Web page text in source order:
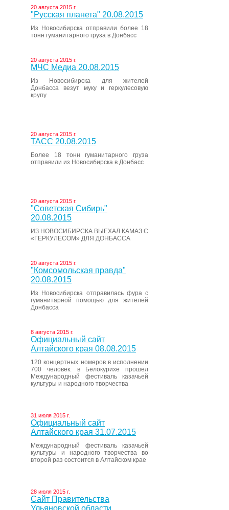
20 августа 2015 г.
"Русская планета" 20.08.2015
Из Новосибирска отправили более 18
тонн гуманитарного груза в Донбасс
20 августа 2015 г.
МЧС Медиа 20.08.2015
Из Новосибирска для жителей
Донбасса везут муку и геркулесовую
крупу
20 августа 2015 г.
ТАСС 20.08.2015
Более 18 тонн гуманитарного груза
отправили из Новосибирска в Донбасс
20 августа 2015 г.
"Советская Сибирь"
20.08.2015
ИЗ НОВОСИБИРСКА ВЫЕХАЛ КАМАЗ С
«ГЕРКУЛЕСОМ» ДЛЯ ДОНБАССА
20 августа 2015 г.
"Комсомольская правда"
20.08.2015
Из Новосибирска отправилась фура с
гуманитарной помощью для жителей
Донбасса
8 августа 2015 г.
Официальный сайт
Алтайского края 08.08.2015
120 концертных номеров в исполнении
700 человек: в Белокурихе прошел
Международный фестиваль казачьей
культуры и народного творчества
31 июля 2015 г.
Официальный сайт
Алтайского края 31.07.2015
Международный фестиваль казачьей
культуры и народного творчества во
второй раз состоится в Алтайском крае
28 июля 2015 г.
Сайт Правительства
Ульяновской области